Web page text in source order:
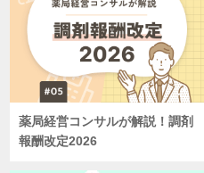
薬局経営コンサルが解説！調剤
報酬改定2026